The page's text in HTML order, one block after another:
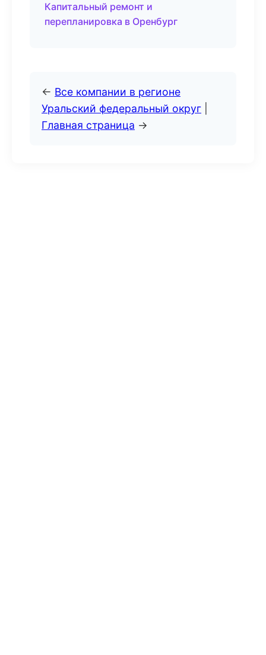
Капитальный ремонт и
перепланировка в Оренбург
← Все компании в регионе
Уральский федеральный округ
Главная страница →